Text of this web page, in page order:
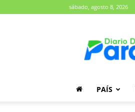
sábado, agosto 8, 2026
PAÍS